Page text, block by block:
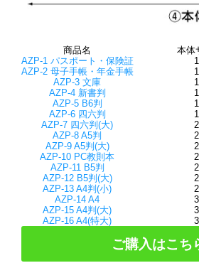
商品名
本体
AZP-1 パスポート・保険証
AZP-2 母子手帳・年金手帳
AZP-3 文庫
AZP-4 新書判
AZP-5 B6判
AZP-6 四六判
AZP-7 四六判(大)
AZP-8 A5判
AZP-9 A5判(大)
AZP-10 PC教則本
AZP-11 B5判
AZP-12 B5判(大)
AZP-13 A4判(小)
AZP-14 A4
AZP-15 A4判(大)
AZP-16 A4(特大)
ご購入はこち